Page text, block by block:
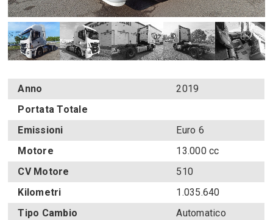
Anno
2019
Portata Totale
Emissioni
Euro 6
Motore
13.000 cc
CV Motore
510
Kilometri
1.035.640
Tipo Cambio
Automatico